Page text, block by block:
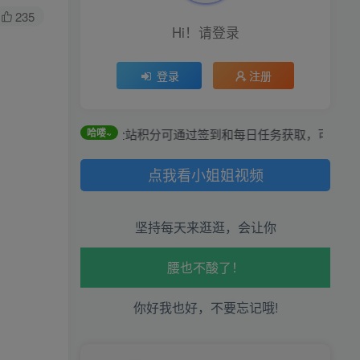
235
Hi！请登录
登录 注册
哈喽~
全站积分可通过签到和每日任务获取，可别错过哦！
点我看小姐姐视频
坚持每天来逛逛，会让你
生活也美好了！
心情也舒畅了！
走路也有劲了！
腿也不痛了！
你好我也好，不要忘记哦!